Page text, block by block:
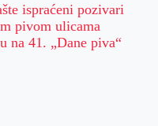
ispraćeni pozivari
pivom ulicama
na 41. „Dane piva“